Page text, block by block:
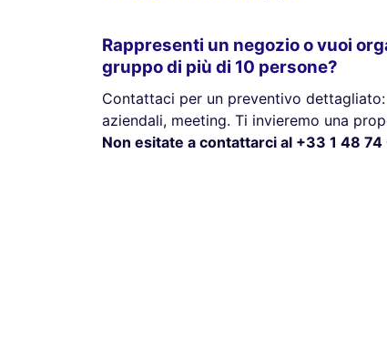
Rappresenti un negozio o vuoi
gruppo di più di 10 persone?
Contattaci per un preventivo
aziendali, meeting. Ti invieremo una
Non esitate a contattarci al +33 1 48